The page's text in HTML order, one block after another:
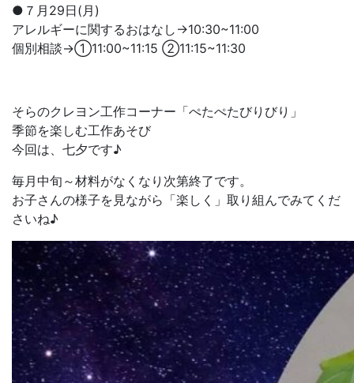
●７月29日(月)
アレルギーに関するおはなし→10:30~11:00
個別相談→➀11:00~11:15 ②11:15~11:30
そらのクレヨン工作コーナー「ぺたぺたびりびり」
季節を楽しむ工作あそび
今回は、七夕です♪
毎月中旬～材料がなくなり次第終了です。
お子さんの様子を見ながら「楽しく」取り組んでみてくだ
さいね♪